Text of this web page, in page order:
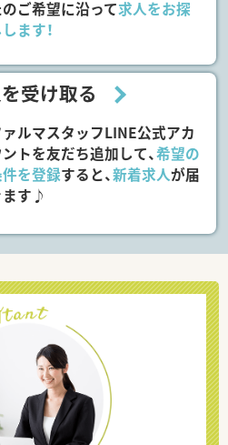
ご希望に沿って求人をお探
ます！
受け取る
ァルマスタッフLINE公式アカ
トを友だち追加して、希望の
を登録すると、新着求人が届
ます♪